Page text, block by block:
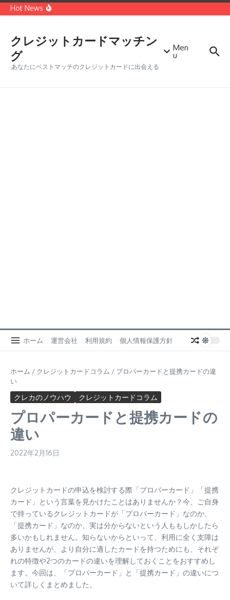
コンテンツへスキップ
Hot News
ット
クレジットカードマッチン
グ
あなたにベストマッチのクレジットカードに出会える
Men
u
ホーム 運営会社 利用規約 個人情報保護方針
ホーム / クレジットカードコラム / プロパーカードと提携カードの違
い
クレカのノウハウ クレジットカードコラム
プロパーカードと提携カードの
違い
2022年2月16日
クレジットカードの申込を検討する際「プロパーカード」「提携
カード」という言葉を見かけたことはありませんか？今、ご自身
で持っているクレジットカードが「プロパーカード」なのか、
「提携カード」なのか、実は分からないという人ももしかしたら
多いかもしれません。知らないからといって、利用に全く支障は
ありませんが、より自分に適したカードを持つためにも、それぞ
れの特徴や2つのカードの違いを理解しておくことをおすすめし
ます。今回は、「プロパーカード」と「提携カード」の違いにつ
いて詳しくまとめました。